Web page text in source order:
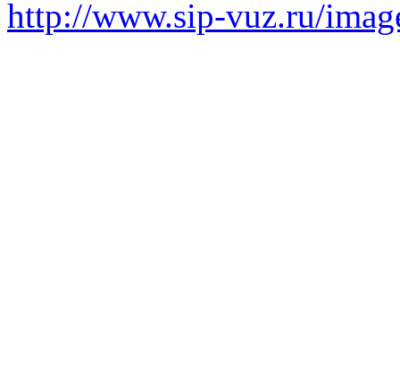
http://www.sip-vuz.ru/